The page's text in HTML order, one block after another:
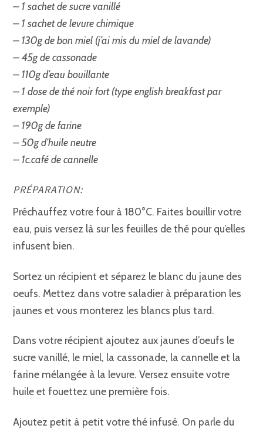
– 1 sachet de sucre vanillé
– 1 sachet de levure chimique
– 130g de bon miel (j’ai mis du miel de lavande)
– 45g de cassonade
– 110g d’eau bouillante
– 1 dose de thé noir fort (type english breakfast par
exemple)
– 190g de farine
– 50g d’huile neutre
– 1c.café de cannelle
PRÉPARATION:
Préchauffez votre four à 180°C. Faites bouillir votre
eau, puis versez là sur les feuilles de thé pour qu’elles
infusent bien.
Sortez un récipient et séparez le blanc du jaune des
oeufs. Mettez dans votre saladier à préparation les
jaunes et vous monterez les blancs plus tard.
Dans votre récipient ajoutez aux jaunes d’oeufs le
sucre vanillé, le miel, la cassonade, la cannelle et la
farine mélangée à la levure. Versez ensuite votre
huile et fouettez une première fois.
Ajoutez petit à petit votre thé infusé. On parle du